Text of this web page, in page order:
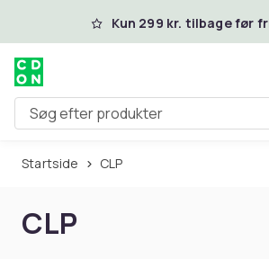
Spring til hovedindhold
Kun 299 kr. tilbage før
Søg efter produkter
Startside CLP
CLP